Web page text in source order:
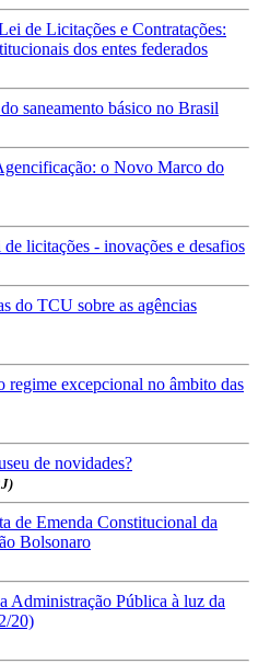
de Licitações e Contratações:
dos entes federados
saneamento básico no Brasil
o Novo Marco do
licitações - inovações e desafios
do TCU sobre as agências
regime excepcional no âmbito das
de novidades?
de Emenda Constitucional da
Bolsonaro
Administração Pública à luz da
20)